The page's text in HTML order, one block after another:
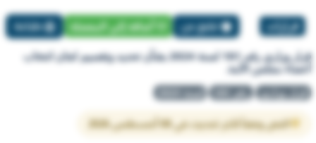
قرارات تبليغ عن أضافة إلي المفضلة طباعة
قرار وزاري رقم 181 لسنة 2024 بشأن تحديد وتقسيم لجان انتخاب
أعضاء مجلس الأمة.
قرار وزاري رقم 181 لسنة 2024
النص وفقاً لآخر تحديث في 08 أغسطس 2026